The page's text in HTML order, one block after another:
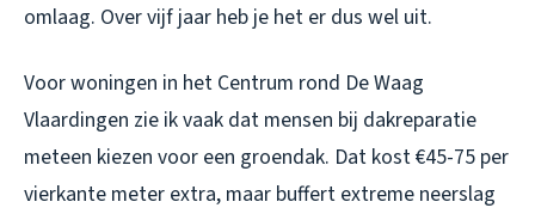
omlaag. Over vijf jaar heb je het er dus wel uit.
Voor woningen in het Centrum rond De Waag
Vlaardingen zie ik vaak dat mensen bij dakreparatie
meteen kiezen voor een groendak. Dat kost €45-75 per
vierkante meter extra, maar buffert extreme neerslag